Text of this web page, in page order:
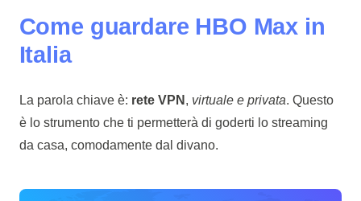
Come guardare HBO Max in
Italia
La parola chiave è: rete VPN , virtuale e privata. Questo
è lo strumento che ti permetterà di goderti lo streaming
da casa, comodamente dal divano.